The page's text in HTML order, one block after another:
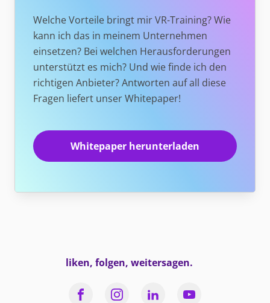
Welche Vorteile bringt mir VR-Training? Wie
kann ich das in meinem Unternehmen
einsetzen? Bei welchen Herausforderungen
unterstützt es mich? Und wie finde ich den
richtigen Anbieter? Antworten auf all diese
Fragen liefert unser Whitepaper!
Whitepaper herunterladen
liken, folgen, weitersagen.